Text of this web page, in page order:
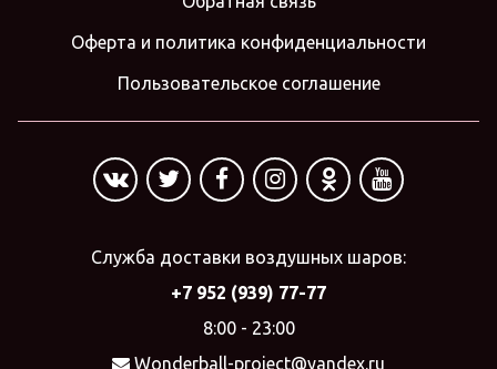
Оферта и политика конфиденциальности
Пользовательское соглашение
Служба доставки воздушных шаров:
+7 952 (939) 77-77
8:00 - 23:00
Wonderball-project@yandex.ru